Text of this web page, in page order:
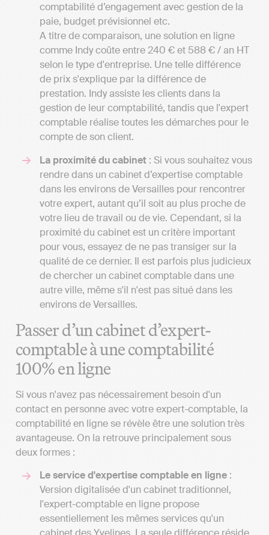
comptabilité d’engagement avec gestion de la
paie, budget prévisionnel etc.
A titre de comparaison, une solution en ligne
comme Indy coûte entre 240 € et 588 € / an HT
selon le type d'entreprise. Une telle différence
de prix s'explique par la différence de
prestation. Indy assiste les clients dans la
gestion de leur comptabilité, tandis que l'expert
comptable réalise toutes les démarches pour le
compte de son client.
La proximité du cabinet : Si vous souhaitez vous
rendre dans un cabinet d’expertise comptable
dans les environs de Versailles pour rencontrer
votre expert, autant qu’il soit au plus proche de
votre lieu de travail ou de vie. Cependant, si la
proximité du cabinet est un critère important
pour vous, essayez de ne pas transiger sur la
qualité de ce dernier. Il est parfois plus judicieux
de chercher un cabinet comptable dans une
autre ville, même s'il n'est pas situé dans les
environs de Versailles.
Passer d’un cabinet d’expert-
comptable à une comptabilité
100% en ligne
Si vous n'avez pas nécessairement besoin d'un
contact en personne avec votre expert-comptable, la
comptabilité en ligne se révèle être une solution très
avantageuse. On la retrouve principalement sous
deux formes :
Le service d'expertise comptable en ligne :
Version digitalisée d'un cabinet traditionnel,
l'expert-comptable en ligne propose
essentiellement les mêmes services qu'un